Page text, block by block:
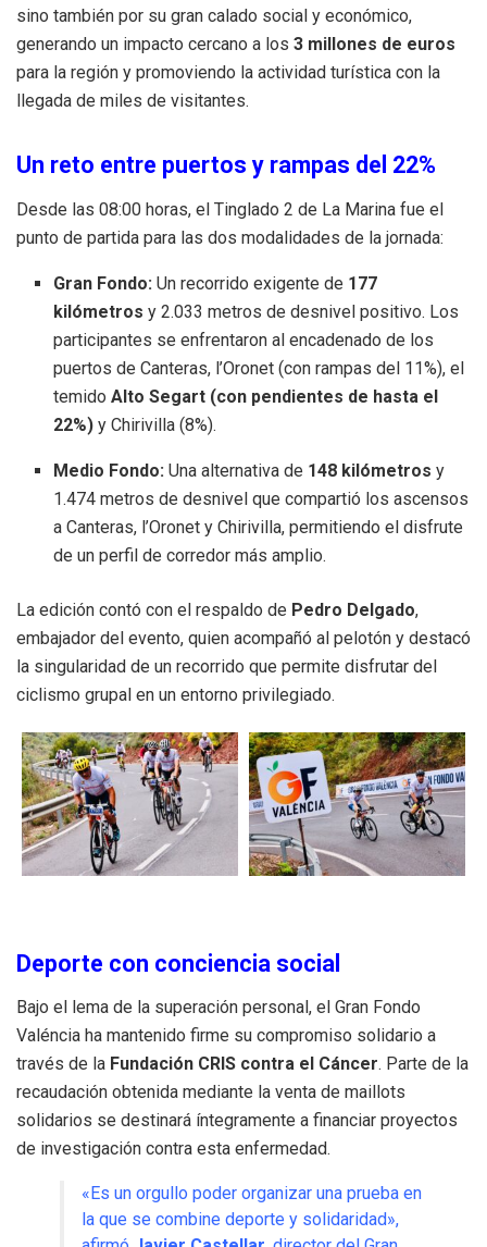
sino también por su gran calado social y económico,
generando un impacto cercano a los 3 millones de euros
para la región y promoviendo la actividad turística con la
llegada de miles de visitantes.
Un reto entre puertos y rampas del 22%
Desde las 08:00 horas, el Tinglado 2 de La Marina fue el
punto de partida para las dos modalidades de la jornada:
Gran Fondo: Un recorrido exigente de 177
kilómetros y 2.033 metros de desnivel positivo. Los
participantes se enfrentaron al encadenado de los
puertos de Canteras, l’Oronet (con rampas del 11%), el
temidoAlto Segart (con pendientes de hasta el
22%) y Chirivilla (8%).
Medio Fondo: Una alternativa de 148 kilómetros y
1.474 metros de desnivel que compartió los ascensos
a Canteras, l’Oronet y Chirivilla, permitiendo el disfrute
de un perfil de corredor más amplio.
La edición contó con el respaldo de Pedro Delgado,
embajador del evento, quien acompañó al pelotón y destacó
la singularidad de un recorrido que permite disfrutar del
ciclismo grupal en un entorno privilegiado.
Deporte con conciencia social
Bajo el lema de la superación personal, el Gran Fondo
Valéncia ha mantenido firme su compromiso solidario a
través de la Fundación CRIS contra el Cáncer. Parte de la
recaudación obtenida mediante la venta de maillots
solidarios se destinará íntegramente a financiar proyectos
de investigación contra esta enfermedad.
«Es un orgullo poder organizar una prueba en
la que se combine deporte y solidaridad»,